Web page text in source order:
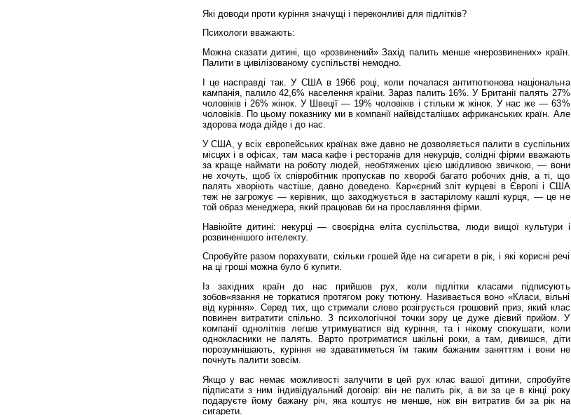
Які доводи проти куріння значущі і переконливі для підлітків?
Психологи вважають:
Можна сказати дитині, що «розвинений» Захід палить менше «нерозвинених» країн.
Палити в цивілізованому суспільстві немодно.
І це насправді так. У США в 1966 році, коли почалася антитютюнова національна
кампанія, палило 42,6% населення країни. Зараз палить 16%. У Британії палять 27%
чоловіків і 26% жінок. У Швеції — 19% чоловіків і стільки ж жінок. У нас же — 63%
чоловіків. По цьому показнику ми в компанії найвідсталіших африканських країн. Але
здорова мода дійде і до нас.
У США, у всіх європейських країнах вже давно не дозволяється палити в суспільних
місцях і в офісах, там маса кафе і ресторанів для некурців, солідні фірми вважають
за краще наймати на роботу людей, необтяжених цією шкідливою звичкою, — вони
не хочуть, щоб їх співробітник пропускав по хворобі багато робочих днів, а ті, що
палять хворіють частіше, давно доведено. Кар«єрний зліт курцеві в Європі і США
теж не загрожує — керівник, що заходжується в застарілому кашлі курця, — це не
той образ менеджера, який працював би на прославляння фірми.
Навіюйте дитині: некурці — своєрідна еліта суспільства, люди вищої культури і
розвиненішого інтелекту.
Спробуйте разом порахувати, скільки грошей йде на сигарети в рік, і які корисні речі
на ці гроші можна було б купити.
Із західних країн до нас прийшов рух, коли підлітки класами підписують
зобов«язання не торкатися протягом року тютюну. Називається воно «Класи, вільні
від куріння». Серед тих, що стримали слово розігрується грошовий приз, який клас
повинен витратити спільно. З психологічної точки зору це дуже дієвий прийом. У
компанії однолітків легше утримуватися від куріння, та і нікому спокушати, коли
однокласники не палять. Варто протриматися шкільні роки, а там, дивишся, діти
порозумнішають, куріння не здаватиметься їм таким бажаним заняттям і вони не
почнуть палити зовсім.
Якщо у вас немає можливості залучити в цей рух клас вашої дитини, спробуйте
підписати з ним індивідуальний договір: він не палить рік, а ви за це в кінці року
подаруєте йому бажану річ, яка коштує не менше, ніж він витратив би за рік на
сигарети.